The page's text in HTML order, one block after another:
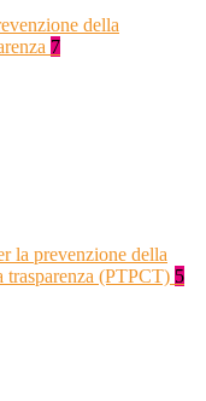
della
7
la prevenzione della
trasparenza (PTPCT) 5